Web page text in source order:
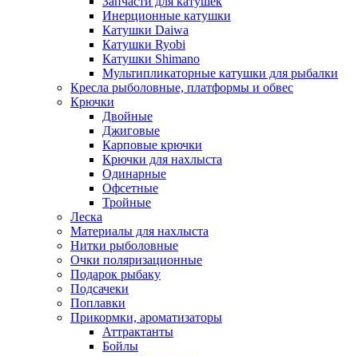
Инерционные катушки
Катушки Daiwa
Катушки Ryobi
Катушки Shimano
Мультипликаторные катушки для рыбалки
Кресла рыболовные, платформы и обвес
Крючки
Двойные
Джиговые
Карповые крючки
Крючки для нахлыста
Одинарные
Офсетные
Тройные
Леска
Материалы для нахлыста
Нитки рыболовные
Очки поляризационные
Подарок рыбаку
Подсачеки
Поплавки
Прикормки, ароматизаторы
Аттрактанты
Бойлы